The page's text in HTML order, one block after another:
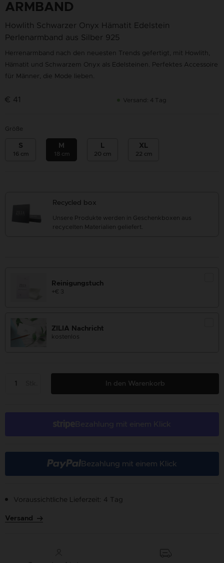
ARMBAND
Howlith Schwarzer Onyx Hämatit Edelstein
Perlenarmband aus Silber 925
Herrenarmband nach den neuesten Trends gefertigt, mit Howlith,
Hämatit und Schwarzem Onyx als Edelsteinen. Perfektes Accessoire
für Männer, die Mode lieben.
€ 41 Versand: 4 Tag
Größe
S
16 cm
M
18 cm
L
20 cm
XL
22 cm
Recycled box
Unsere Produkte werden in Geschenkboxen aus
recycelten Materialien geliefert.
Reinigungstuch
+€ 3
ZILIA Nachricht
kostenlos
In den Warenkorb
Bezahlung mit einem Klick
Voraussichtliche Lieferzeit: 4 Tag
Versand